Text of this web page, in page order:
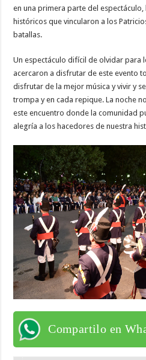
en una primera parte del
históricos que vincularon a los
batallas.
Un espectáculo difícil de olvidar para
acercaron a disfrutar de este evento
disfrutar de la mejor música y vivir y
trompa y en cada repique. La noche
este encuentro donde la comunidad
alegría a los hacedores de nuestra
Compartilo en